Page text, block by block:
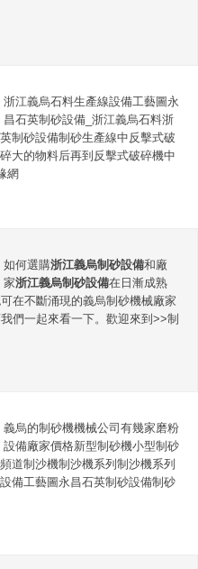
浙江義烏石料生產線設備工藝圖永
昌石英制砂設備_浙江義烏石料浙
制砂設備制砂生產線中反擊式破
大的物料后再到反擊式破碎機中
網
如何選購浙江義烏制砂設備和廠
家浙江義烏制砂設備在日漸成熟
在不斷涌現的義烏制砂機械廠家
們一起來看一下。歡迎來到>>制
義烏的制砂機機械公司有幾家磨粉
設備廠家價格新型制砂機小型制砂
道制沙機制沙機系列制沙機系列
備工藝圖永昌石英制砂設備制砂